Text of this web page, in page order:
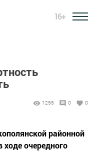
16+
1255 0 0
районной
очередного